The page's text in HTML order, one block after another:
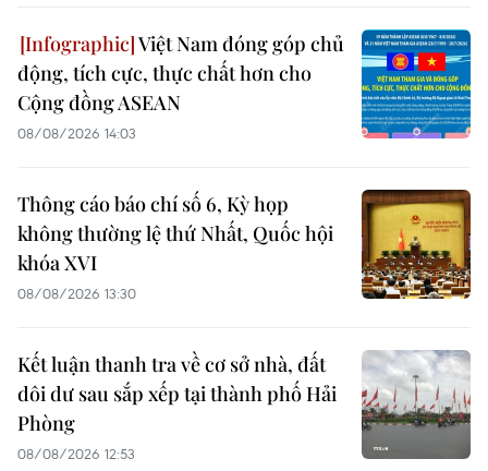
Việt Nam đóng góp chủ
động, tích cực, thực chất hơn cho
Cộng đồng ASEAN
08/08/2026 14:03
Thông cáo báo chí số 6, Kỳ họp
không thường lệ thứ Nhất, Quốc hội
khóa XVI
08/08/2026 13:30
Kết luận thanh tra về cơ sở nhà, đất
dôi dư sau sắp xếp tại thành phố Hải
Phòng
08/08/2026 12:53